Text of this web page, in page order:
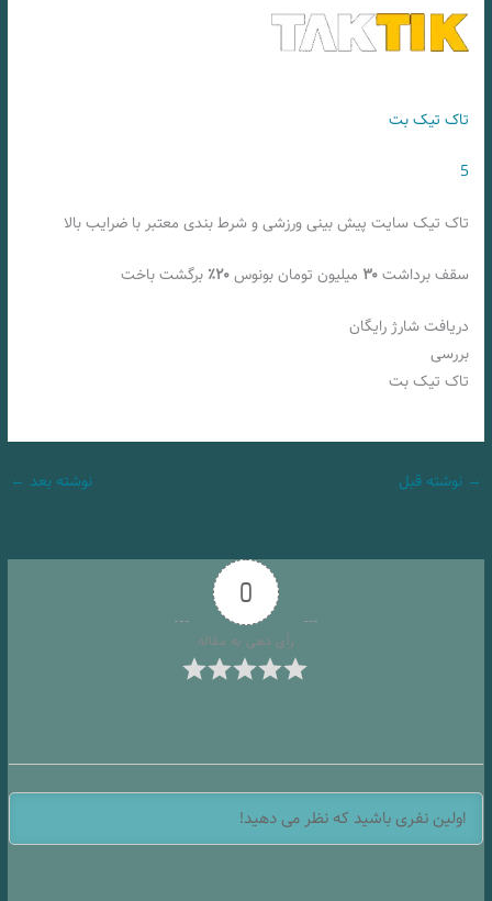
تاک تیک بت
5
تاک تیک سایت پیش بینی ورزشی و شرط بندی معتبر با ضرایب بالا
سقف برداشت۳۰ میلیون تومان بونوس۲۰٪ برگشت باخت
دریافت شارژ رایگان
بررسی
تاک تیک بت
→ نوشته قبل نوشته بعد ←
0
رأی دهی به مقاله